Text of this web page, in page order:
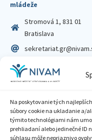
Na poskytovanie tých
súbory cookie na ukladanie a/
týmito technológiami nám
prehliadaní alebo jedinečné ID
súhlasu môže nepriaznivo
mládeže
Stromová 1, 831 01
Bratislava
IČO: 00164348
DIČ: 2020798714